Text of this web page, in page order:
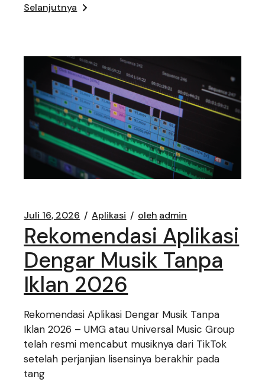
Selanjutnya
Juli 16, 2026 Aplikasi oleh admin
Rekomendasi Aplikasi
Dengar Musik Tanpa
Iklan 2026
Rekomendasi Aplikasi Dengar Musik Tanpa
Iklan 2026 – UMG atau Universal Music Group
telah resmi mencabut musiknya dari TikTok
setelah perjanjian lisensinya berakhir pada
tang